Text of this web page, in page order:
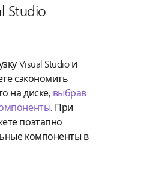
Studio
Visual Studio и
сэкономить
на диске, выбрав
. При
поэтапно
компоненты в